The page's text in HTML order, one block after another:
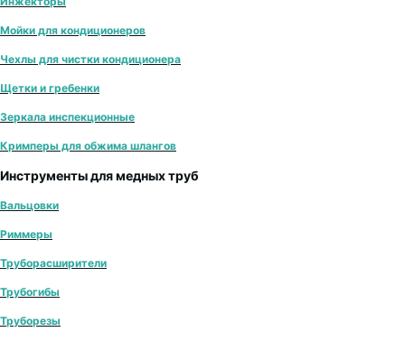
Мойки для кондиционеров
Чехлы для чистки кондиционера
Щетки и гребенки
Зеркала инспекционные
Кримперы для обжима шлангов
Инструменты для медных труб
Вальцовки
Риммеры
Труборасширители
Трубогибы
Труборезы